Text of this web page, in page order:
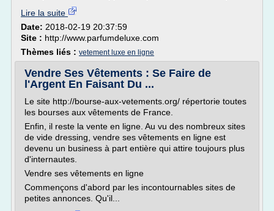
Lire la suite
Date: 2018-02-19 20:37:59
Site : http://www.parfumdeluxe.com
Thèmes liés : vetement luxe en ligne
Vendre Ses Vêtements : Se Faire de
l'Argent En Faisant Du ...
Le site http://bourse-aux-vetements.org/ répertorie toutes
les bourses aux vêtements de France.
Enfin, il reste la vente en ligne. Au vu des nombreux sites
de vide dressing, vendre ses vêtements en ligne est
devenu un business à part entière qui attire toujours plus
d'internautes.
Vendre ses vêtements en ligne
Commençons d'abord par les incontournables sites de
petites annonces. Qu'il...